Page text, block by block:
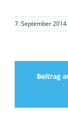
7. September 2014
Beitrag